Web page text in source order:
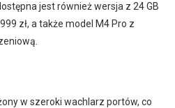
jest również wersja z 24 GB
zł, a także model M4 Pro z
w szeroki wachlarz portów, co